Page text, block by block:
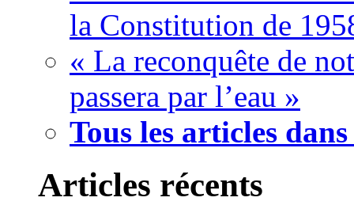
la Constitution de
« La reconquête de
passera par l’eau »
Tous les articles
Articles récents